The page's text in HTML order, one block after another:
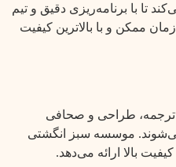
تا با برنامه‌ریزی دقیق و تیم
ممکن و با بالاترین کیفیت
ترجمه، طراحی و صحافی
می‌شوند. موسسه سبز انگشتی
بالا ارائه می‌دهد.